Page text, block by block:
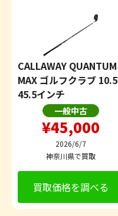
CALLAWAY QUANTUM
MAX ゴルフクラブ 10.5
45.5インチ
一般中古
¥45,000
2026/6/7
神奈川県で買取
買取価格を調べる